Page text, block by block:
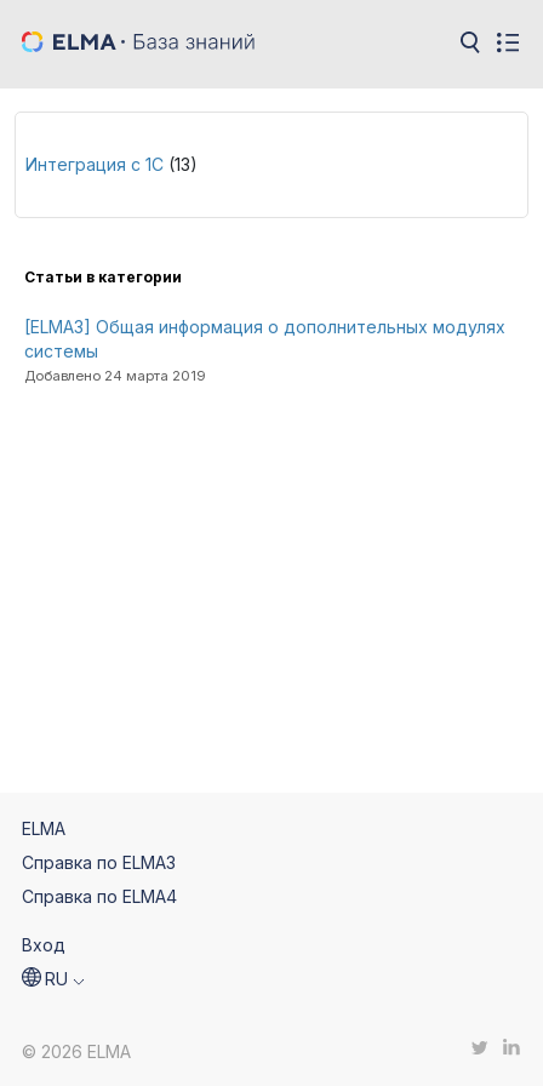
Интеграция с 1С (13)
Cтатьи в категории
[ELMA3] Общая информация о дополнительных модулях
системы
Добавлено 24 марта 2019
ELMA
Справка по ELMA3
Справка по ELMA4
Вход
RU
© 2026 ELMA